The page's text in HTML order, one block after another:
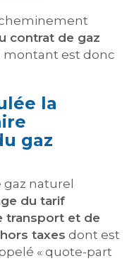
contrat de gaz
montant est donc
la
gaz
naturel
du tarif
transport et de
taxes dont est
« quote-part